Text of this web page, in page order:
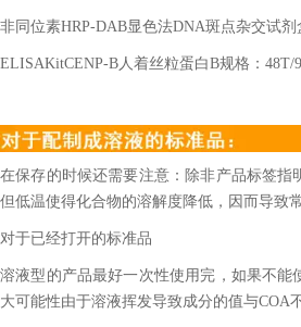
非同位素HRP-DAB显色法DNA斑点杂交试剂
ELISAKitCENP-B人着丝粒蛋白B规格：48T/
在保存的时候还需要注意：除非产品标签
但低温使得化合物的溶解度降低，因而导致
对于已经打开的标准品
溶液型的产品最好一次性使用完，如果不
大可能性由于溶液挥发导致成分的值与COA